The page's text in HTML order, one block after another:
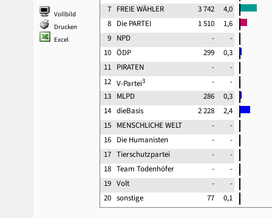
Vollbild
Drucken
Excel
7 FREIE WÄHLER 3 742
4,0
8 Die PARTEI 1 510
1,6
9 NPD -
-
10 ÖDP 299
0,3
11 PIRATEN -
-
12 V-Partei3 -
-
13 MLPD 286
0,3
14 dieBasis 2 228
2,4
15 MENSCHLICHE WELT -
-
16 Die Humanisten -
-
17 Tierschutzpartei -
-
18 Team Todenhöfer -
-
19 Volt -
-
20 sonstige 77 0,1